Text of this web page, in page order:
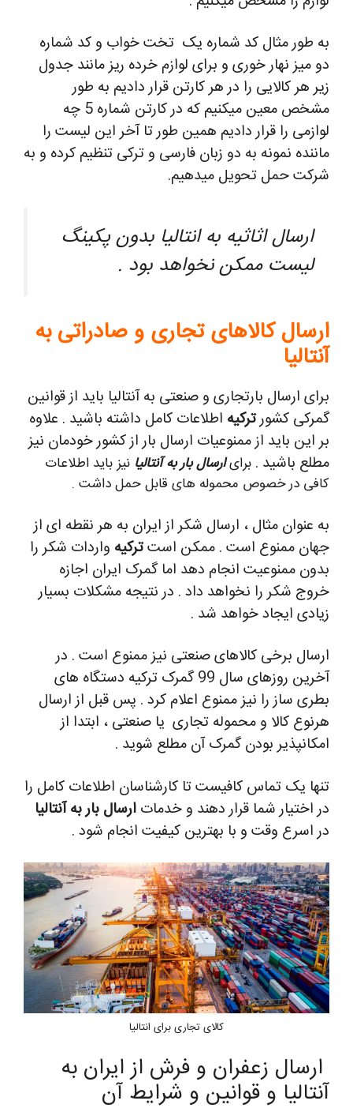
به طور مثال کد شماره یک تخت خواب و کد شماره
دو میز نهار خوری و برای لوازم خرده ریز مانند جدول
زیر هر کالایی را در هر کارتن قرار دادیم به طور
مشخص معین میکنیم که در کارتن شماره 5 چه
لوازمی را قرار دادیم همین طور تا آخر این لیست را
ماننده نمونه به دو زبان فارسی و ترکی تنظیم کرده و به
شرکت حمل تحویل میدهیم.
ارسال اثاثیه به انتالیا بدون پکینگ
لیست ممکن نخواهد بود .
ارسال کالاهای تجاری و صادراتی به
آنتالیا
برای ارسال بارتجاری و صنعتی به آنتالیا باید از قوانین
گمرکی کشورترکیه اطلاعات کامل داشته باشید . علاوه
بر این باید از ممنوعیات ارسال بار از کشور خودمان نیز
مطلع باشید . برایارسال بار به آنتالیا نیز باید اطلاعات
کافی در خصوص محموله های قابل حمل داشت .
به عنوان مثال ، ارسال شکر از ایران به هر نقطه ای از
جهان ممنوع است . ممکن استترکیه واردات شکر را
بدون ممنوعیت انجام دهد اما گمرک ایران اجازه
خروج شکر را نخواهد داد . در نتیجه مشکلات بسیار
زیادی ایجاد خواهد شد .
ارسال برخی کالاهای صنعتی نیز ممنوع است . در
آخرین روزهای سال 99 گمرک ترکیه دستگاه های
بطری ساز را نیز ممنوع اعلام کرد . پس قبل از ارسال
هرنوع کالا و محموله تجاری یا صنعتی ، ابتدا از
امکانپذیر بودن گمرک آن مطلع شوید .
تنها یک تماس کافیست تا کارشناسان اطلاعات کامل را
در اختیار شما قرار دهند و خدمات ارسال بار به آنتالیا
در اسرع وقت و با بهترین کیفیت انجام شود .
کالای تجاری برای انتالیا
ارسال زعفران و فرش از ایران به
آنتالیا و قوانین و شرایط آن